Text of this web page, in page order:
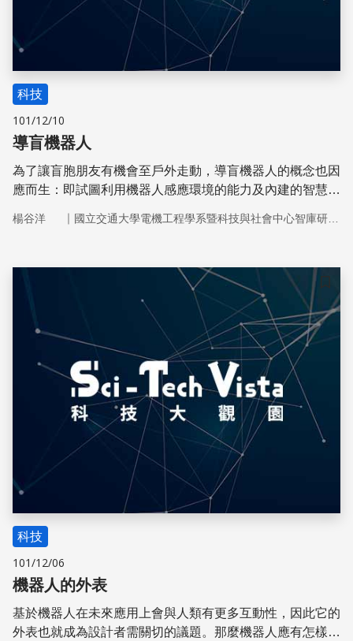
科技
101/12/10
導盲機器人
為了讓盲胞朋友有機會至戶外走動，導盲機器人的概念也因
應而生：即試圖利用機器人感應環境的能力及內建的智慧型
楊谷洋 ｜
儲存
科技
101/12/06
機器人的外表
基於機器人在未來應用上會與人類有更多互動性，因此它的
外表也就成為設計者需關切的議題。那麼機器人應有怎樣的